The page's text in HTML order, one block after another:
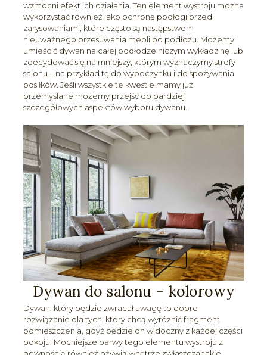
wzmocni efekt ich działania. Ten element wystroju można
wykorzystać również jako ochronę podłogi przed
zarysowaniami, które często są następstwem
nieuważnego przesuwania mebli po podłożu. Możemy
umieścić dywan na całej podłodze niczym wykładzinę lub
zdecydować się na mniejszy, którym wyznaczymy strefy
salonu – na przykład tę do wypoczynku i do spożywania
posiłków. Jeśli wszystkie te kwestie mamy już
przemyślane możemy przejść do bardziej
szczegółowych aspektów wyboru dywanu.
Dywan do salonu – kolorowy
Dywan, który będzie zwracał uwagę to dobre
rozwiązanie dla tych, który chcą wyróżnić fragment
pomieszczenia, gdyż będzie on widoczny z każdej części
pokoju. Mocniejsze barwy tego elementu wystroju z